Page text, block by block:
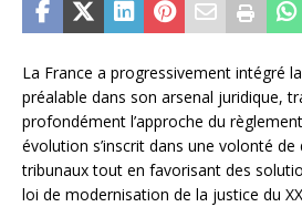
La France a progressivement intégré
préalable dans son arsenal juridique,
profondément l’approche du
évolution s’inscrit dans une volonté
tribunaux tout en favorisant des
loi de modernisation de la justice du